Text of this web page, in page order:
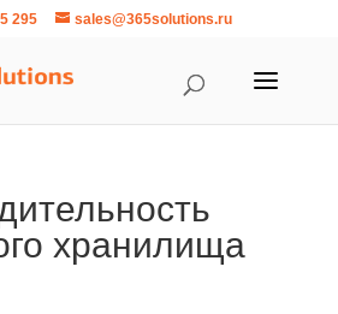
295 sales@365solutions.ru
хранилища